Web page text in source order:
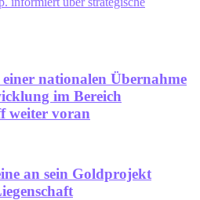
nationalen Übernahme
im Bereich
weiter voran
an sein Goldprojekt